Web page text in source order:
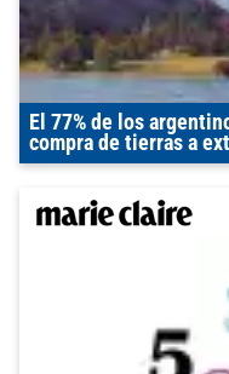
El 77% de los
compra de tierras a